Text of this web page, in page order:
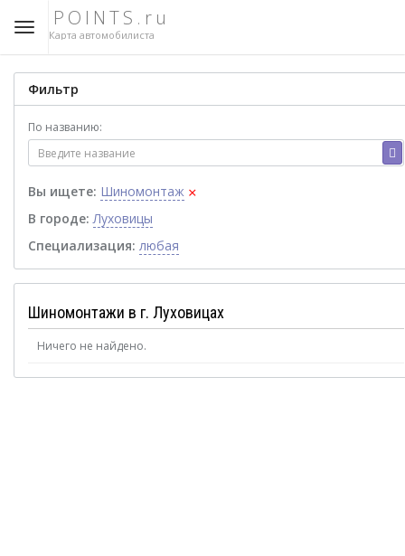
POINTS.ru
Карта автомобилиста
Фильтр
По названию:
Вы ищете: Шиномонтаж ×
В городе: Луховицы
Специализация: любая
Шиномонтажи в г. Луховицах
Ничего не найдено.